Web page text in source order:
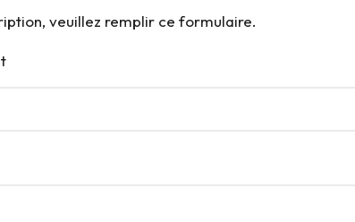
veuillez remplir ce formulaire.